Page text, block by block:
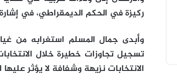
ركيزة في الحكم الديمقراطي، في
وأبدى جمال المسلم استغرابه من
تسجيل تجاوزات خطيرة خلال
الانتخابات نزيهة وشفافة لا يؤثر عليها